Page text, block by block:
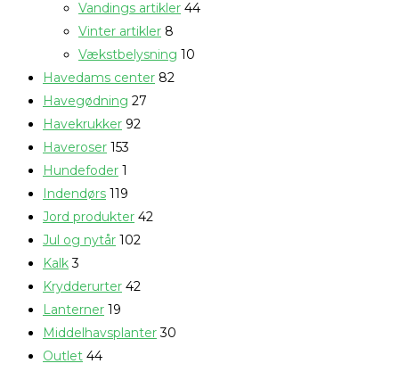
Vandings artikler 44
Vinter artikler 8
Vækstbelysning 10
Havedams center 82
Havegødning 27
Havekrukker 92
Haveroser 153
Hundefoder 1
Indendørs 119
Jord produkter 42
Jul og nytår 102
Kalk 3
Krydderurter 42
Lanterner 19
Middelhavsplanter 30
Outlet 44